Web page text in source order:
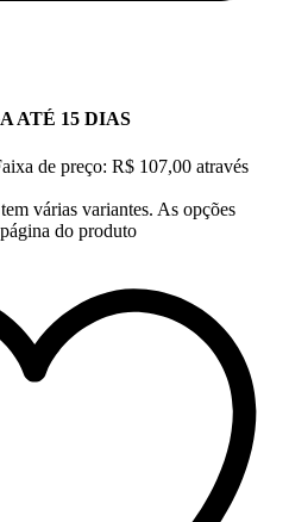
ATÉ 15 DIAS
de preço: R$ 107,00 através
várias variantes. As opções
do produto